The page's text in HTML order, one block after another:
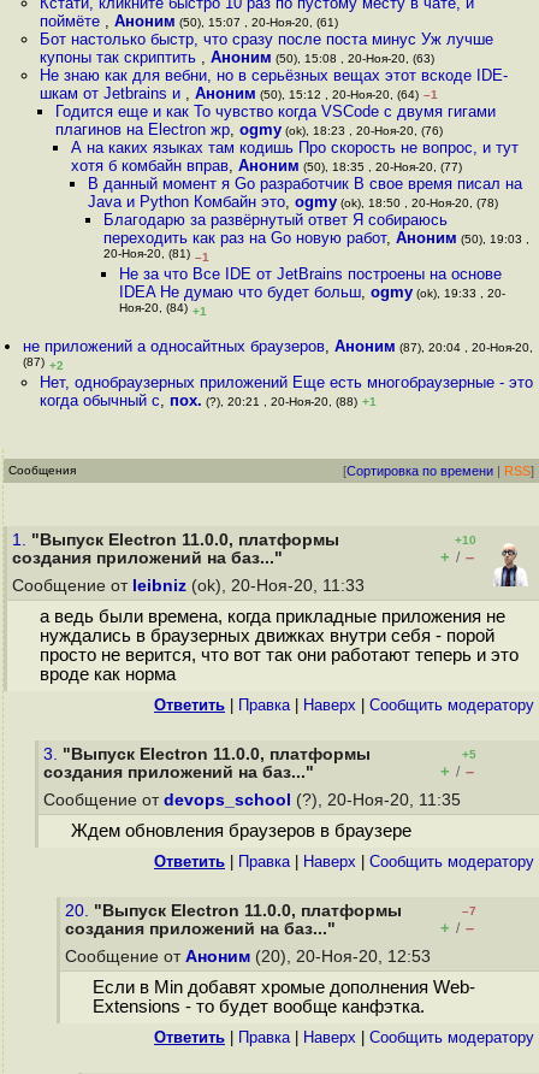
поймёте , Аноним (50), 15:07 , 20-Ноя-20, (61)
Бот настолько быстр, что сразу после поста минус Уж лучше
купоны так скриптить , Аноним (50), 15:08 , 20-Ноя-20, (63)
Не знаю как для вебни, но в серьёзных вещах этот вскоде IDE-
шкам от Jetbrains и , Аноним (50), 15:12 , 20-Ноя-20, (64) –1
Годится еще и как То чувство когда VSCode с двумя гигами
плагинов на Electron жр, ogmy(ok), 18:23 , 20-Ноя-20, (76)
А на каких языках там кодишь Про скорость не вопрос, и тут
хотя б комбайн вправ,Аноним (50), 18:35 , 20-Ноя-20, (77)
В данный момент я Go разработчик В свое время писал на
Java и Python Комбайн это, ogmy(ok), 18:50 , 20-Ноя-20, (78)
Благодарю за развёрнутый ответ Я собираюсь
переходить как раз на Go новую работ, Аноним (50), 19:03 ,
20-Ноя-20, (81) –1
Не за что Все IDE от JetBrains построены на основе
IDEA Не думаю что будет больш,ogmy (ok), 19:33 , 20-
Ноя-20, (84) +1
не приложений а односайтных браузеров,Аноним (87), 20:04 , 20-Ноя-20,
(87) +2
Нет, однобраузерных приложений Еще есть многобраузерные - это
когда обычный с, пох. (?), 20:21 , 20-Ноя-20, (88) +1
Сообщения [Сортировка по времени | RSS]
1. "Выпуск Electron 11.0.0, платформы
создания приложений на баз..."
+10
+ / –
Сообщение от leibniz (ok), 20-Ноя-20, 11:33
а ведь были времена, когда прикладные приложения не
нуждались в браузерных движках внутри себя - порой
просто не верится, что вот так они работают теперь и это
вроде как норма
Ответить Правка| Наверх Cообщить модератору
3. "Выпуск Electron 11.0.0, платформы
создания приложений на баз..."
+5
+ / –
Сообщение от devops_school (?), 20-Ноя-20, 11:35
Ждем обновления браузеров в браузере
Ответить Правка| Наверх Cообщить модератору
20. "Выпуск Electron 11.0.0, платформы
создания приложений на баз..."
–7
+ / –
Сообщение от Аноним (20), 20-Ноя-20, 12:53
Если в Min добавят хромые дополнения Web-
Extensions - то будет вообще канфэтка.
Ответить Правка| Наверх Cообщить модератору